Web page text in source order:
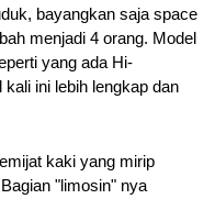
bayangkan saja space
menjadi 4 orang. Model
yang ada Hi-
ini lebih lengkap dan
kaki yang mirip
"limosin" nya